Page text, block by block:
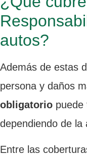
autos?
Además de estas
persona y daños
obligatorio puede
dependiendo de la
Entre las